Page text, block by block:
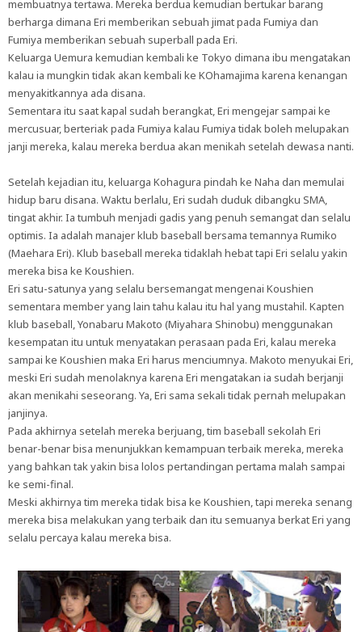
membuatnya tertawa. Mereka berdua kemudian bertukar barang
berharga dimana Eri memberikan sebuah jimat pada Fumiya dan
Fumiya memberikan sebuah superball pada Eri.
Keluarga Uemura kemudian kembali ke Tokyo dimana ibu mengatakan
kalau ia mungkin tidak akan kembali ke KOhamajima karena kenangan
menyakitkannya ada disana.
Sementara itu saat kapal sudah berangkat, Eri mengejar sampai ke
mercusuar, berteriak pada Fumiya kalau Fumiya tidak boleh melupakan
janji mereka, kalau mereka berdua akan menikah setelah dewasa nanti.
Setelah kejadian itu, keluarga Kohagura pindah ke Naha dan memulai
hidup baru disana. Waktu berlalu, Eri sudah duduk dibangku SMA,
tingat akhir. Ia tumbuh menjadi gadis yang penuh semangat dan selalu
optimis. Ia adalah manajer klub baseball bersama temannya Rumiko
(Maehara Eri). Klub baseball mereka tidaklah hebat tapi Eri selalu yakin
mereka bisa ke Koushien.
Eri satu-satunya yang selalu bersemangat mengenai Koushien
sementara member yang lain tahu kalau itu hal yang mustahil. Kapten
klub baseball, Yonabaru Makoto (Miyahara Shinobu) menggunakan
kesempatan itu untuk menyatakan perasaan pada Eri, kalau mereka
sampai ke Koushien maka Eri harus menciumnya. Makoto menyukai Eri,
meski Eri sudah menolaknya karena Eri mengatakan ia sudah berjanji
akan menikahi seseorang. Ya, Eri sama sekali tidak pernah melupakan
janjinya.
Pada akhirnya setelah mereka berjuang, tim baseball sekolah Eri
benar-benar bisa menunjukkan kemampuan terbaik mereka, mereka
yang bahkan tak yakin bisa lolos pertandingan pertama malah sampai
ke semi-final.
Meski akhirnya tim mereka tidak bisa ke Koushien, tapi mereka senang
mereka bisa melakukan yang terbaik dan itu semuanya berkat Eri yang
selalu percaya kalau mereka bisa.